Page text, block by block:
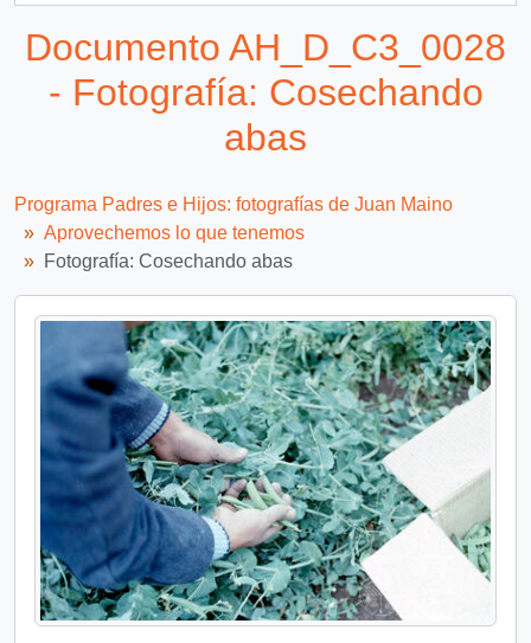
Documento AH_D_C3_0028
- Fotografía: Cosechando
abas
Programa Padres e Hijos: fotografías de Juan Maino
Aprovechemos lo que tenemos
Fotografía: Cosechando abas